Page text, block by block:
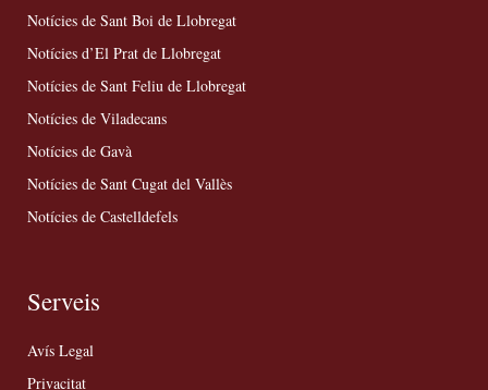
Notícies de Sant Boi de Llobregat
Notícies d’El Prat de Llobregat
Notícies de Sant Feliu de Llobregat
Notícies de Viladecans
Notícies de Gavà
Notícies de Sant Cugat del Vallès
Notícies de Castelldefels
Serveis
Avís Legal
Privacitat